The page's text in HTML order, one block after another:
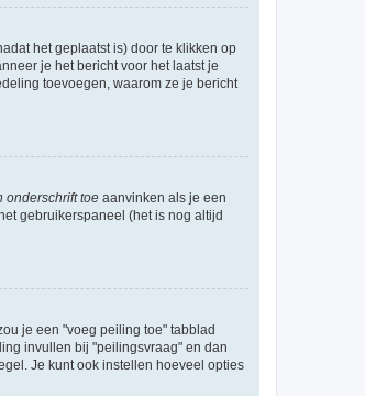
het geplaatst is) door te klikken op
je het bericht voor het laatst je
toevoegen, waarom ze je bericht
onderschrift toe aanvinken als je een
gebruikerspaneel (het is nog altijd
je een "voeg peiling toe" tabblad
invullen bij "peilingsvraag" en dan
Je kunt ook instellen hoeveel opties